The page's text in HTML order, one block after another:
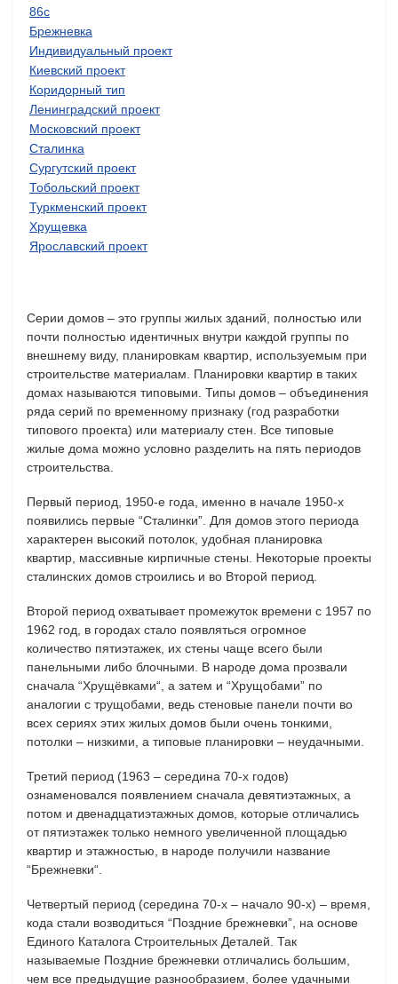
86с
Брежневка
Индивидуальный проект
Киевский проект
Коридорный тип
Ленинградский проект
Московский проект
Сталинка
Сургутский проект
Тобольский проект
Туркменский проект
Хрущевка
Ярославский проект
Серии домов – это группы жилых зданий, полностью или
почти полностью идентичных внутри каждой группы по
внешнему виду, планировкам квартир, используемым при
строительстве материалам. Планировки квартир в таких
домах называются типовыми. Типы домов – объединения
ряда серий по временному признаку (год разработки
типового проекта) или материалу стен. Все типовые
жилые дома можно условно разделить на пять периодов
строительства.
Первый период, 1950-е года, именно в начале 1950-х
появились первые “Сталинки”. Для домов этого периода
характерен высокий потолок, удобная планировка
квартир, массивные кирпичные стены. Некоторые проекты
сталинских домов строились и во Второй период.
Второй период охватывает промежуток времени с 1957 по
1962 год, в городах стало появляться огромное
количество пятиэтажек, их стены чаще всего были
панельными либо блочными. В народе дома прозвали
сначала “Хрущёвками“, а затем и “Хрущобами” по
аналогии с трущобами, ведь стеновые панели почти во
всех сериях этих жилых домов были очень тонкими,
потолки – низкими, а типовые планировки – неудачными.
Третий период (1963 – середина 70-х годов)
ознаменовался появлением сначала девятиэтажных, а
потом и двенадцатиэтажных домов, которые отличались
от пятиэтажек только немного увеличенной площадью
квартир и этажностью, в народе получили название
“Брежневки“.
Четвертый период (середина 70-х – начало 90-х) – время,
кода стали возводиться “Поздние брежневки”, на основе
Единого Каталога Строительных Деталей. Так
называемые Поздние брежневки отличались большим,
чем все предыдущие разнообразием, более удачными